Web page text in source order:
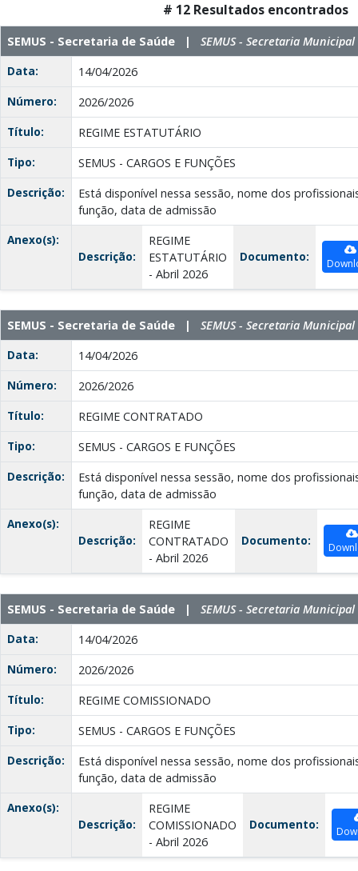
# 12 Resultados encontrados
SEMUS - Secretaria de Saúde | SEMUS - Secretaria Municipal
Data:
14/04/2026
Número:
2026/2026
Título:
REGIME ESTATUTÁRIO
Tipo:
SEMUS - CARGOS E FUNÇÕES
Descrição:
Está disponível nessa sessão, nome dos
função, data de admissão
Anexo(s):
Descrição:
REGIME
ESTATUTÁRIO
- Abril 2026
Documento:
SEMUS - Secretaria de Saúde | SEMUS - Secretaria Municipal
Data:
14/04/2026
Número:
2026/2026
Título:
REGIME CONTRATADO
Tipo:
SEMUS - CARGOS E FUNÇÕES
Descrição:
Está disponível nessa sessão, nome dos
função, data de admissão
Anexo(s):
Descrição:
REGIME
CONTRATADO
- Abril 2026
Documento:
SEMUS - Secretaria de Saúde | SEMUS - Secretaria Municipal
Data:
14/04/2026
Número:
2026/2026
Título:
REGIME COMISSIONADO
Tipo:
SEMUS - CARGOS E FUNÇÕES
Descrição:
Está disponível nessa sessão, nome dos
função, data de admissão
Anexo(s):
Descrição:
REGIME
COMISSIONADO
- Abril 2026
Documento: